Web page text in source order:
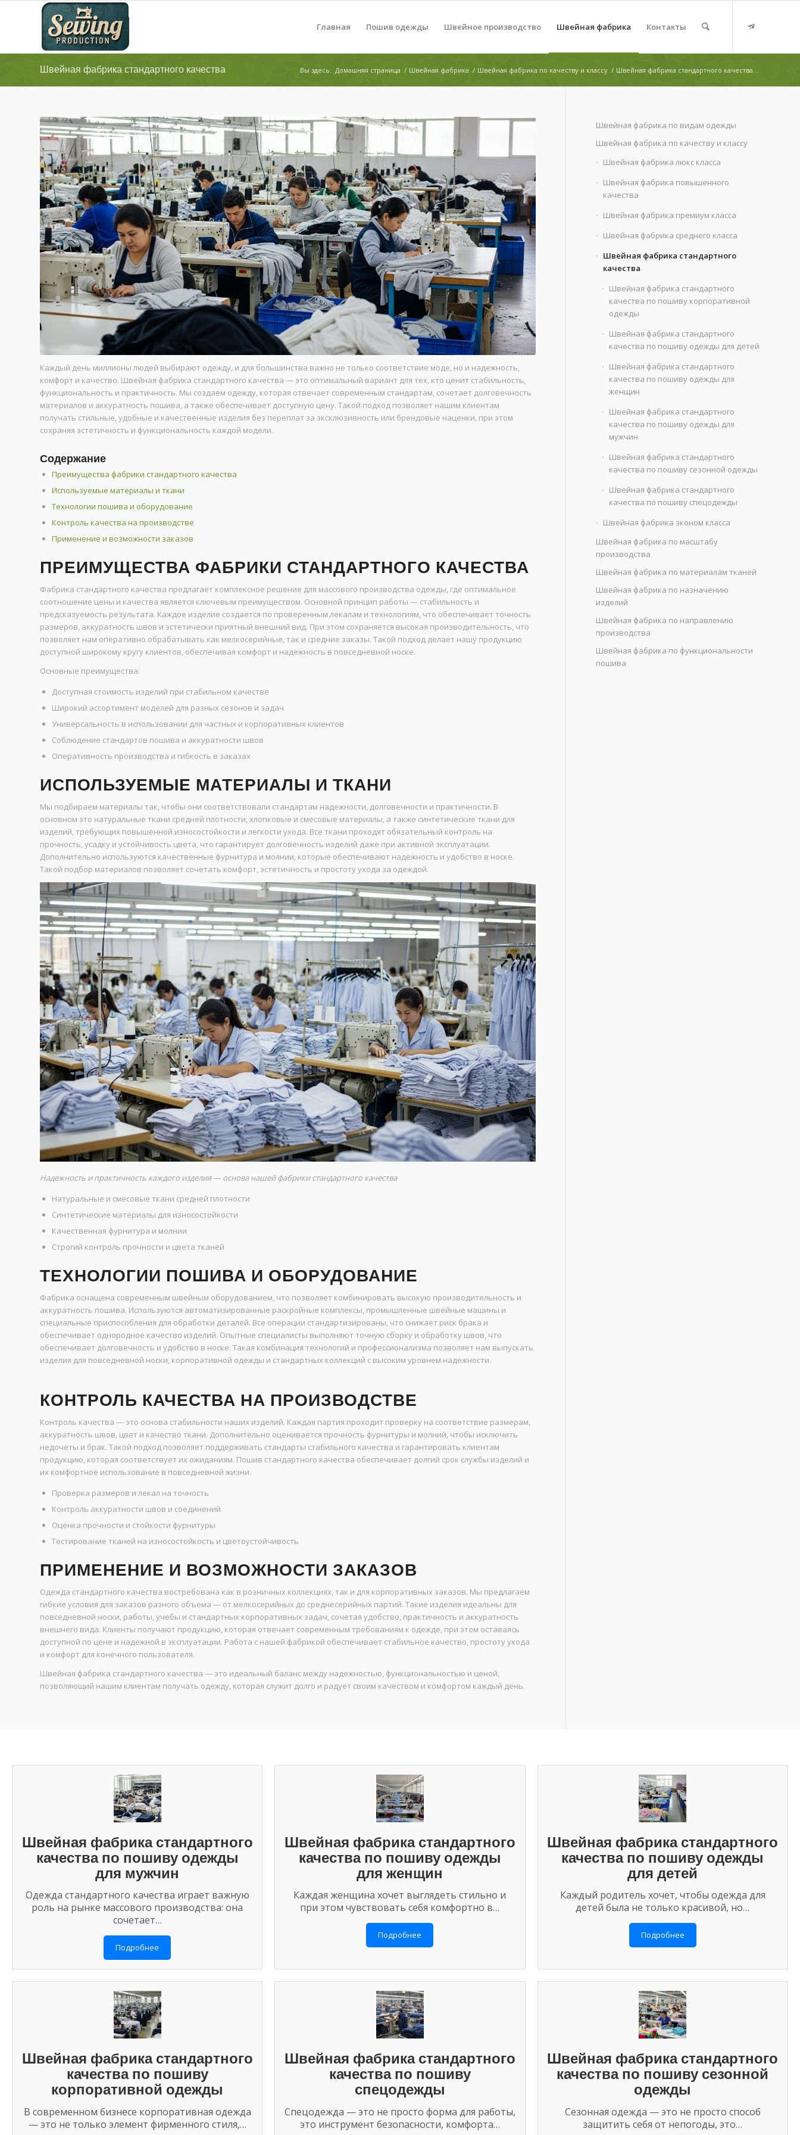
Главная Пошив одежды Швейное производство Швейная фабрика Контакты
Швейная фабрика стандартного качества Вы здесь: Домашняя страница / Швейная фабрика / Швейная фабрика по качеству и классу / Швейная фабрика стандартного качества...
Каждый день миллионы людей выбирают одежду, и для большинства важно не только соответствие моде, но и надежность,
комфорт и качество. Швейная фабрика стандартного качества — это оптимальный вариант для тех, кто ценит стабильность,
функциональность и практичность. Мы создаем одежду, которая отвечает современным стандартам, сочетает долговечность
материалов и аккуратность пошива, а также обеспечивает доступную цену. Такой подход позволяет нашим клиентам
получать стильные, удобные и качественные изделия без переплат за эксклюзивность или брендовые наценки, при этом
сохраняя эстетичность и функциональность каждой модели.
Содержание
Преимущества фабрики стандартного качества
Используемые материалы и ткани
Технологии пошива и оборудование
Контроль качества на производстве
Применение и возможности заказов
ПРЕИМУЩЕСТВА ФАБРИКИ СТАНДАРТНОГО КАЧЕСТВА
Фабрика стандартного качества предлагает комплексное решение для массового производства одежды, где оптимальное
соотношение цены и качества является ключевым преимуществом. Основной принцип работы — стабильность и
предсказуемость результата. Каждое изделие создается по проверенным лекалам и технологиям, что обеспечивает точность
размеров, аккуратность швов и эстетически приятный внешний вид. При этом сохраняется высокая производительность, что
позволяет нам оперативно обрабатывать как мелкосерийные, так и средние заказы. Такой подход делает нашу продукцию
доступной широкому кругу клиентов, обеспечивая комфорт и надежность в повседневной носке.
Основные преимущества:
Доступная стоимость изделий при стабильном качестве
Широкий ассортимент моделей для разных сезонов и задач
Универсальность в использовании для частных и корпоративных клиентов
Соблюдение стандартов пошива и аккуратности швов
Оперативность производства и гибкость в заказах
ИСПОЛЬЗУЕМЫЕ МАТЕРИАЛЫ И ТКАНИ
Мы подбираем материалы так, чтобы они соответствовали стандартам надежности, долговечности и практичности. В
основном это натуральные ткани средней плотности, хлопковые и смесовые материалы, а также синтетические ткани для
изделий, требующих повышенной износостойкости и легкости ухода. Все ткани проходят обязательный контроль на
прочность, усадку и устойчивость цвета, что гарантирует долговечность изделий даже при активной эксплуатации.
Дополнительно используются качественные фурнитура и молнии, которые обеспечивают надежность и удобство в носке.
Такой подбор материалов позволяет сочетать комфорт, эстетичность и простоту ухода за одеждой.
Надежность и практичность каждого изделия — основа нашей фабрики стандартного качества
Натуральные и смесовые ткани средней плотности
Синтетические материалы для износостойкости
Качественная фурнитура и молнии
Строгий контроль прочности и цвета тканей
ТЕХНОЛОГИИ ПОШИВА И ОБОРУДОВАНИЕ
Фабрика оснащена современным швейным оборудованием, что позволяет комбинировать высокую производительность и
аккуратность пошива. Используются автоматизированные раскройные комплексы, промышленные швейные машины и
специальные приспособления для обработки деталей. Все операции стандартизированы, что снижает риск брака и
обеспечивает однородное качество изделий. Опытные специалисты выполняют точную сборку и обработку швов, что
обеспечивает долговечность и удобство в носке. Такая комбинация технологий и профессионализма позволяет нам выпускать
изделия для повседневной носки, корпоративной одежды и стандартных коллекций с высоким уровнем надежности.
КОНТРОЛЬ КАЧЕСТВА НА ПРОИЗВОДСТВЕ
Контроль качества — это основа стабильности наших изделий. Каждая партия проходит проверку на соответствие размерам,
аккуратность швов, цвет и качество ткани. Дополнительно оценивается прочность фурнитуры и молний, чтобы исключить
недочеты и брак. Такой подход позволяет поддерживать стандарты стабильного качества и гарантировать клиентам
продукцию, которая соответствует их ожиданиям. Пошив стандартного качества обеспечивает долгий срок службы изделий и
их комфортное использование в повседневной жизни.
Проверка размеров и лекал на точность
Контроль аккуратности швов и соединений
Оценка прочности и стойкости фурнитуры
Тестирование тканей на износостойкость и цветоустойчивость
ПРИМЕНЕНИЕ И ВОЗМОЖНОСТИ ЗАКАЗОВ
Одежда стандартного качества востребована как в розничных коллекциях, так и для корпоративных заказов. Мы предлагаем
гибкие условия для заказов разного объема — от мелкосерийных до среднесерийных партий. Такие изделия идеальны для
повседневной носки, работы, учебы и стандартных корпоративных задач, сочетая удобство, практичность и аккуратность
внешнего вида. Клиенты получают продукцию, которая отвечает современным требованиям к одежде, при этом оставаясь
доступной по цене и надежной в эксплуатации. Работа с нашей фабрикой обеспечивает стабильное качество, простоту ухода
и комфорт для конечного пользователя.
Швейная фабрика стандартного качества — это идеальный баланс между надежностью, функциональностью и ценой,
позволяющий нашим клиентам получать одежду, которая служит долго и радует своим качеством и комфортом каждый день.
Швейная фабрика по видам одежды
Швейная фабрика по качеству и классу
Швейная фабрика люкс класса
Швейная фабрика повышенного
качества
Швейная фабрика премиум класса
Швейная фабрика среднего класса
Швейная фабрика стандартного
качества
Швейная фабрика стандартного
качества по пошиву корпоративной
одежды
Швейная фабрика стандартного
качества по пошиву одежды для детей
Швейная фабрика стандартного
качества по пошиву одежды для
женщин
Швейная фабрика стандартного
качества по пошиву одежды для
мужчин
Швейная фабрика стандартного
качества по пошиву сезонной одежды
Швейная фабрика стандартного
качества по пошиву спецодежды
Швейная фабрика эконом класса
Швейная фабрика по масштабу
производства
Швейная фабрика по материалам тканей
Швейная фабрика по назначению
изделий
Швейная фабрика по направлению
производства
Швейная фабрика по функциональности
пошива
Швейная фабрика стандартного
качества по пошиву одежды
для мужчин
Одежда стандартного качества играет важную
роль на рынке массового производства: она
сочетает…
Подробнее
Швейная фабрика стандартного
качества по пошиву одежды
для женщин
Каждая женщина хочет выглядеть стильно и
при этом чувствовать себя комфортно в…
Подробнее
Швейная фабрика стандартного
качества по пошиву одежды
для детей
Каждый родитель хочет, чтобы одежда для
детей была не только красивой, но…
Подробнее
Швейная фабрика стандартного
качества по пошиву
корпоративной одежды
В современном бизнесе корпоративная одежда
— это не только элемент фирменного стиля,…
Швейная фабрика стандартного
качества по пошиву
спецодежды
Спецодежда — это не просто форма для работы,
это инструмент безопасности, комфорта…
Швейная фабрика стандартного
качества по пошиву сезонной
одежды
Сезонная одежда — это не просто способ
защитить себя от непогоды, это…